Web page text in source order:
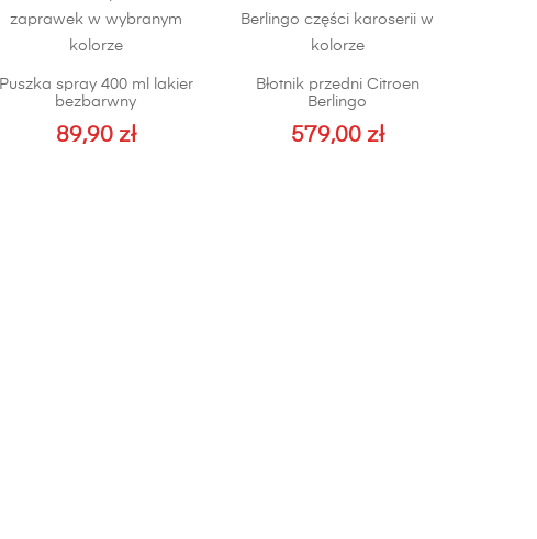
Puszka spray 400 ml lakier
bezbarwny
89,90 zł
Błotnik przedni Citroen
Berlingo
579,00 zł